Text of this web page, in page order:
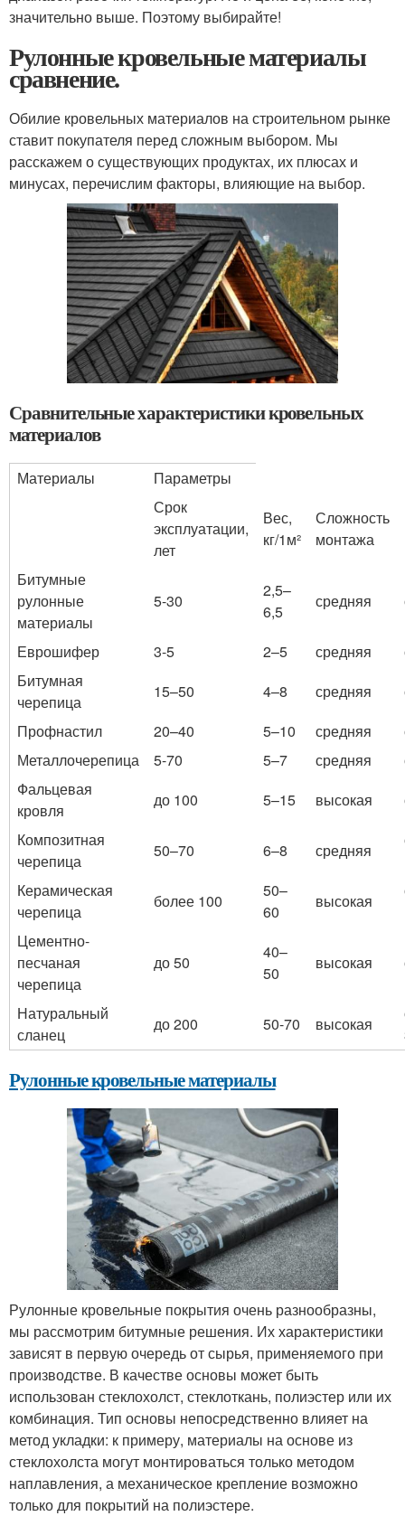
значительно выше. Поэтому выбирайте!
Рулонные кровельные материалы
сравнение.
Обилие кровельных материалов на строительном рынке
ставит покупателя перед сложным выбором. Мы
расскажем о существующих продуктах, их плюсах и
минусах, перечислим факторы, влияющие на выбор.
Сравнительные характеристики кровельных
материалов
Материалы
Параметры
Срок
эксплуатации,
лет
Вес,
кг/1м²
Сложность
монтажа
Битумные
рулонные
материалы
5-30
2,5–
6,5
средняя
Еврошифер 3-5 2–5 средняя
Битумная
черепица
15–50 4–8 средняя
Профнастил
20–40 5–10 средняя
Металлочерепица
5-70 5–7 средняя
Фальцевая
кровля
до 100 5–15 высокая
Композитная
черепица
50–70 6–8 средняя
Керамическая
черепица
более 100
50–
60
высокая
Цементно-
песчаная
черепица
до 50
40–
50
высокая
Натуральный
сланец
до 200 50-70 высокая
Рулонные кровельные материалы
Рулонные кровельные покрытия очень разнообразны,
мы рассмотрим битумные решения. Их характеристики
зависят в первую очередь от сырья, применяемого при
производстве. В качестве основы может быть
использован стеклохолст, стеклоткань, полиэстер или их
комбинация. Тип основы непосредственно влияет на
метод укладки: к примеру, материалы на основе из
стеклохолста могут монтироваться только методом
наплавления, а механическое крепление возможно
только для покрытий на полиэстере.